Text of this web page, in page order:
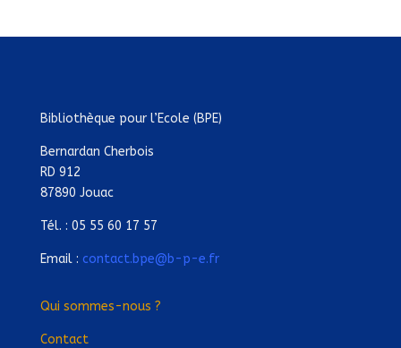
Bibliothèque pour l’Ecole (BPE)
Bernardan Cherbois
RD 912
87890 Jouac
Tél. : 05 55 60 17 57
Email : contact.bpe@b-p-e.fr
Qui sommes-nous ?
Contact